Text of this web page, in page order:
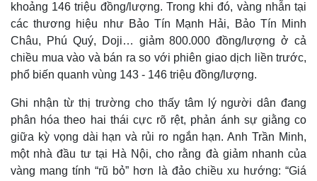
khoảng 146 triệu đồng/lượng. Trong khi đó, vàng nhẫn tại
các thương hiệu như Bảo Tín Mạnh Hải, Bảo Tín Minh
Châu, Phú Quý, Doji… giảm 800.000 đồng/lượng ở cả
chiều mua vào và bán ra so với phiên giao dịch liền trước,
phổ biến quanh vùng 143 - 146 triệu đồng/lượng.
Ghi nhận từ thị trường cho thấy tâm lý người dân đang
phân hóa theo hai thái cực rõ rệt, phản ánh sự giằng co
giữa kỳ vọng dài hạn và rủi ro ngắn hạn. Anh Trần Minh,
một nhà đầu tư tại Hà Nội, cho rằng đà giảm nhanh của
vàng mang tính “rũ bỏ” hơn là đảo chiều xu hướng: “Giá